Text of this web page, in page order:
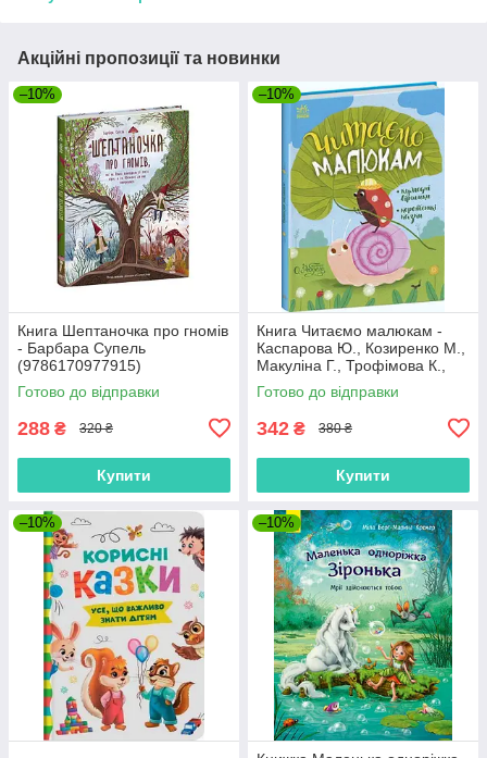
Акційні пропозиції та новинки
–10%
Книга Шептаночка про гномів
- Барбара Супель
(9786170977915)
Готово до відправки
288 ₴ 320 ₴
Купити
–10%
Книга Читаємо малюкам -
Каспарова Ю., Козиренко М.,
Макуліна Г., Трофімова К.,
Юліта Ран (9786170976888)
Готово до відправки
342 ₴ 380 ₴
Купити
–10% –10%